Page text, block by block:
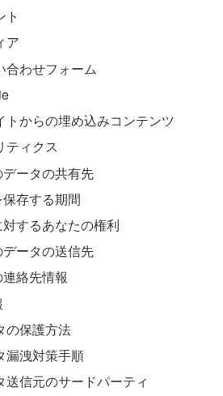
ト
ア
合わせフォーム
トからの埋め込みコンテンツ
ティクス
ータの共有先
存する期間
するあなたの権利
ータの送信先
絡先情報
の保護方法
漏洩対策手順
送信元のサードパーティ